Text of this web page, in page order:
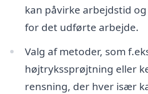
kan påvirke arbejdstid
for det udførte arbejde.
Valg af metoder, som
højtrykssprøjtning eller
rensning, der hver især